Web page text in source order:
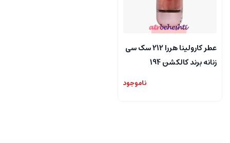
عطر کارولینا هررا 212 سک سی
زنانه برند کالکشن 194
ناموجود